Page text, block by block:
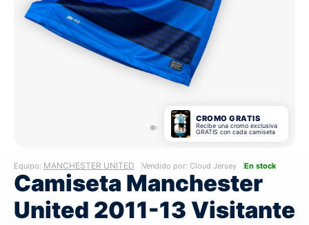
CROMO GRATIS
Recibe una cromo exclusiva
GRATIS con cada camiseta
Equipo: MANCHESTER UNITED Vendido por: Cloud Jersey En stock
Camiseta Manchester
United 2011-13 Visitante